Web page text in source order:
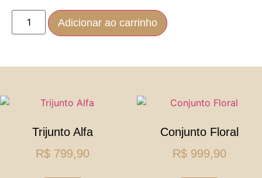
Adicionar ao carrinho
Trijunto Alfa
R$ 799,90
Conjunto Floral
R$ 999,90